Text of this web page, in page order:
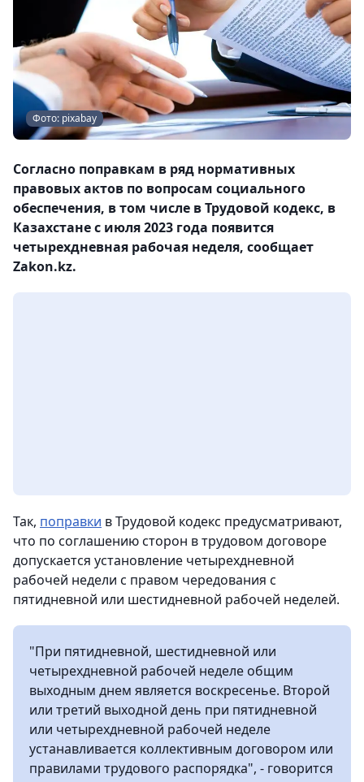
Фото: pixabay
Согласно поправкам в ряд нормативных
правовых актов по вопросам социального
обеспечения, в том числе в Трудовой кодекс, в
Казахстане с июля 2023 года появится
четырехдневная рабочая неделя, сообщает
Zakon.kz.
Так, поправки в Трудовой кодекс предусматривают,
что по соглашению сторон в трудовом договоре
допускается установление четырехдневной
рабочей недели с правом чередования с
пятидневной или шестидневной рабочей неделей.
"При пятидневной, шестидневной или
четырехдневной рабочей неделе общим
выходным днем является воскресенье. Второй
или третий выходной день при пятидневной
или четырехдневной рабочей неделе
устанавливается коллективным договором или
правилами трудового распорядка", - говорится